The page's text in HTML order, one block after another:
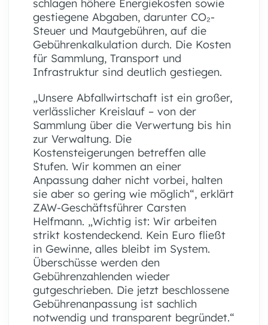
schlagen höhere Energiekosten sowie
gestiegene Abgaben, darunter CO₂-
Steuer und Mautgebühren, auf die
Gebührenkalkulation durch. Die Kosten
für Sammlung, Transport und
Infrastruktur sind deutlich gestiegen.
„Unsere Abfallwirtschaft ist ein großer,
verlässlicher Kreislauf – von der
Sammlung über die Verwertung bis hin
zur Verwaltung. Die
Kostensteigerungen betreffen alle
Stufen. Wir kommen an einer
Anpassung daher nicht vorbei, halten
sie aber so gering wie möglich“, erklärt
ZAW-Geschäftsführer Carsten
Helfmann. „Wichtig ist: Wir arbeiten
strikt kostendeckend. Kein Euro fließt
in Gewinne, alles bleibt im System.
Überschüsse werden den
Gebührenzahlenden wieder
gutgeschrieben. Die jetzt beschlossene
Gebührenanpassung ist sachlich
notwendig und transparent begründet.“